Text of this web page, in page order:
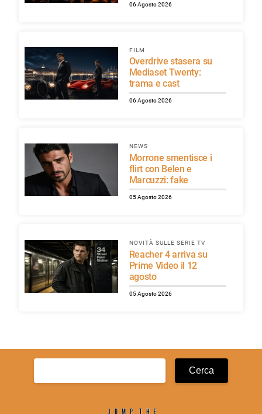
06 Agosto 2026
FILM
Overdrive stasera su
Mediaset Twenty:
trama e cast
06 Agosto 2026
NEWS
Morrone smentisce i
flirt con Belen e
Marcuzzi: fake
05 Agosto 2026
NOVITÀ SULLE SERIE TV
Reacher 4 arriva su
Prime Video il 12
agosto
05 Agosto 2026
Ricerca